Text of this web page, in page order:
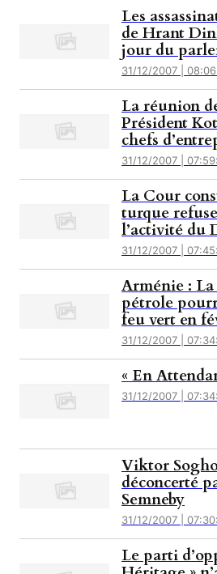
Les
de Hrant
jour du
31/12/2007 |
La réunion
Président
chefs
31/12/2007 |
La Cour
turque
l’activité du
31/12/2007 |
Arménie :
pétrole
feu vert en
31/12/2007 |
« En
31/12/2007 |
Viktor
déconcerté
Semneby
31/12/2007 |
Le parti